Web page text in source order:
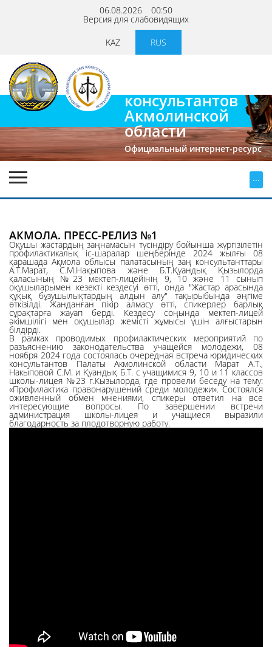
06.08.2026 00:50
Версия для слабовидящих
KAZ
RUS
консультантов
Акмолинской
области
Официальный интернет-ресурс
...
АКМОЛА. ПРЕСС-РЕЛИЗ №1
Оқушы жастардың заңнамасын түсіндіру бойынша жүргізілетін
профилактикалық іс-шаралар шеңберінде 2024 жылғы 08
қарашада Ақмола облысы палатасының заң консультанттары
А.Т.Марат, С.М.Нақыпова және Б.Т.Қуандық Қызылорда
қаласының №23 мектеп-лицейінің 9, 10 және 11 сынып
оқушыларымен кезекті кездесуі өтті, онда "Жастар арасында
құқық бұзушылықтардың алдын алу" тақырыбында әңгіме
өткізілді. Жанданған пікір алмасу өтті, спикерлер барлық
сұрақтарға жауап берді. Кездесу соңында мектеп-лицей
әкімшілігі мен оқушылар жемісті жұмысы үшін алғыстарын
білдірді.
В рамках проводимых профилактических мероприятий по
разъяснению законодательства учащейся молодежи, 08
ноября 2024 года состоялась очередная встреча юридических
консультантов Палаты Акмолинской области Марат А.Т.,
Накыповой С.М. и Қуандық Б.Т. с учащимися 9, 10 и 11 классов
школы-лицея №23 г.Кызылорда, где провели беседу на тему:
«Профилактика правонарушений среди молодежи». Состоялся
оживленный обмен мнениями, спикеры ответил на все
интересующие вопросы. По завершении встречи
администрация школы-лицея и учащиеся выразили
благодарность за плодотворную работу.